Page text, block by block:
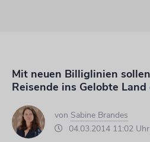
Mit neuen Billiglinien
Reisende ins Gelobte
von Sabine Brandes
04.03.2014 11:02 Uhr